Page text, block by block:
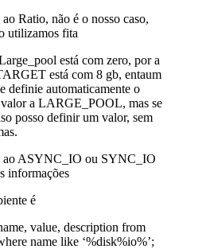
Ratio, não é o nosso caso,
utilizamos fita
está com zero, por a
está com 8 gb, entaum
definie automaticamente o
a LARGE_POOL, mas se
posso definir um valor, sem
ao ASYNC_IO ou SYNC_IO
informações
é
value, description from
name like ‘%disk%io%’;